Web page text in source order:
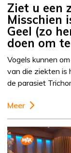
Ziet u een
Misschien
Geel (zo
doen om
Vogels kunnen
van die ziekten is
de parasiet
Meer